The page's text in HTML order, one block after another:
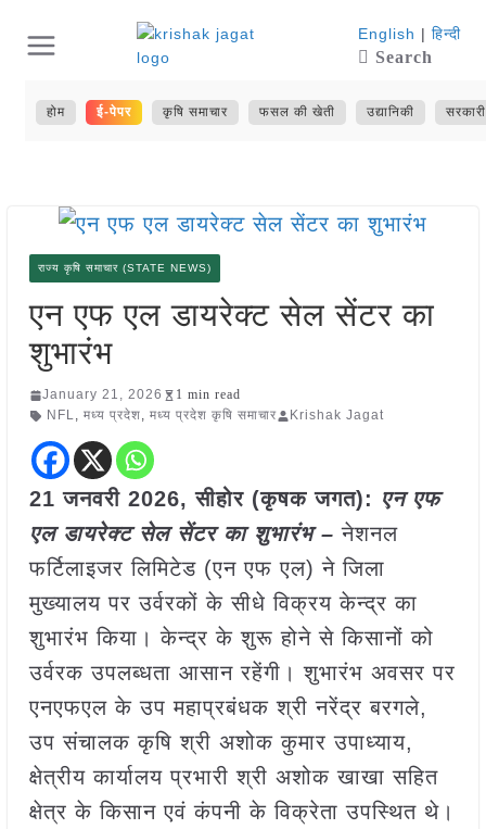
content
English | हिन्दी
Search
होम ई-पेपर कृषि समाचार फसल की खेती उद्यानिकी
राज्य कृषि समाचार (STATE NEWS)
एन एफ एल डायरेक्ट सेल सेंटर का
शुभारंभ
January 21, 2026
1 min read
NFL, मध्य प्रदेश, मध्य प्रदेश कृषि समाचार Krishak Jagat
21 जनवरी 2026,सीहोर (कृषक जगत): एन एफ
एल डायरेक्ट सेल सेंटर का शुभारंभ – नेशनल
फर्टिलाइजर लिमिटेड (एन एफ एल) ने जिला
मुख्यालय पर उर्वरकों के सीधे विक्रय केन्द्र का
शुभारंभ किया। केन्द्र के शुरू होने से किसानों को
उर्वरक उपलब्धता आसान रहेंगी। शुभारंभ अवसर पर
एनएफएल के उप महाप्रबंधक श्री नरेंद्र बरगले,
उप संचालक कृषि श्री अशोक कुमार उपाध्याय,
क्षेत्रीय कार्यालय प्रभारी श्री अशोक खाखा सहित
क्षेत्र के किसान एवं कंपनी के विक्रेता उपस्थित थे।